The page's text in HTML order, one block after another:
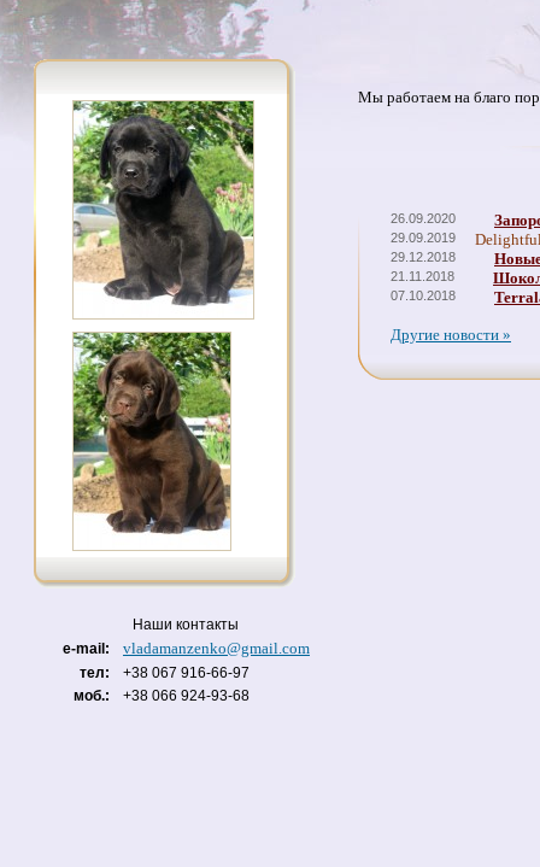
Наши контакты
e-mail:
vladamanzenko@gmail.com
тел:
+38 067 916-66-97
моб.:
+38 066 924-93-68
Мы работаем на благо
26.09.2020
29.09.2019
29.12.2018
21.11.2018
07.10.2018
Другие новости »